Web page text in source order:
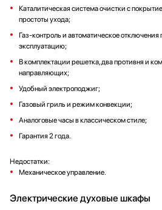
Каталитическая система очистки с
простоты ухода;
Газ-контроль и автоматическое
эксплуатацию;
В комплектации решетка, два противня и
направляющих;
Удобный электроподжиг;
Газовый гриль и режим конвекции;
Аналоговые часы в классическом стиле;
Гарантия 2 года.
Недостатки:
Механическое управление.
Электрические духовые шкафы